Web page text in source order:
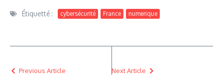
Étiquetté : cybersécurité France numerique
Previous Article Next Article